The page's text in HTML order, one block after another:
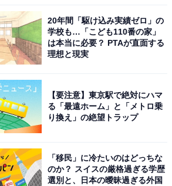
20年間「駆け込み実績ゼロ」の
学校も…「こども110番の家」
は本当に必要？ PTAが直面する
理想と現実
【要注意】東京駅で絶対にハマ
る「最遠ホーム」と「メトロ乗
り換え」の絶望トラップ
「移民」に冷たいのはどっちな
のか？ スイスの厳格過ぎる学歴
選別と、日本の曖昧過ぎる外国